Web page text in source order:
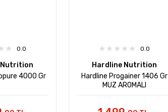
0.0
Nutrition
4000 Gr
0.0
Hardline Nutrition
Hardline Progainer 1406 Gr
MUZ AROMALI